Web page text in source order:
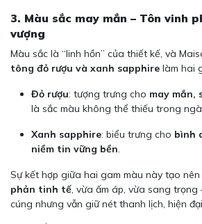
3. Màu sắc may mắn – Tôn vinh
vượng
Màu sắc là “linh hồn” của thiết kế, và
tông đỏ rượu và xanh sapphire làm hai
Đỏ rượu: tượng trưng cho may mắn,
là sắc màu không thể thiếu trong
Xanh sapphire: biểu trưng cho bình
niềm tin vững bền.
Sự kết hợp giữa hai gam màu này tạo nên
phản tinh tế, vừa ấm áp, vừa sang trọng
cúng nhưng vẫn giữ nét thanh lịch, hiện